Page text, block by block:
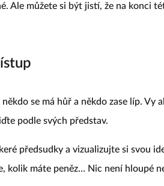
Ale můžete si být jistí, že na konci
se má hůř a někdo zase líp. Vy
podle svých představ.
předsudky a vizualizujte si svou
kolik máte peněz… Nic není hloupé